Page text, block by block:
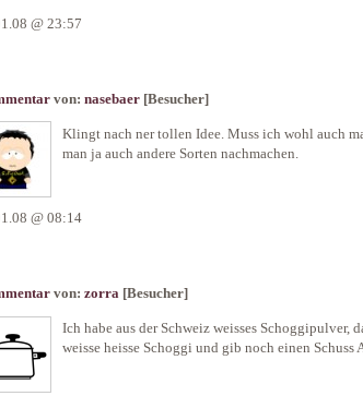
@ 23:57
von: nasebaer [Besucher]
Klingt nach ner tollen Idee. Muss ich wohl auch
man ja auch andere Sorten nachmachen.
@ 08:14
von: zorra [Besucher]
Ich habe aus der Schweiz weisses Schoggipulver,
weisse heisse Schoggi und gib noch einen Schuss